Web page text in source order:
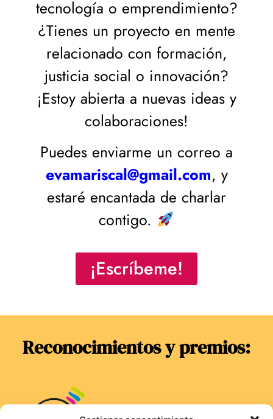
tecnología o emprendimiento?
¿Tienes un proyecto en mente
relacionado con formación,
justicia social o innovación?
¡Estoy abierta a nuevas ideas y
colaboraciones!
Puedes enviarme un correo a
evamariscal@gmail.com, y
estaré encantada de charlar
contigo.
¡Escríbeme!
Reconocimientos y premios: